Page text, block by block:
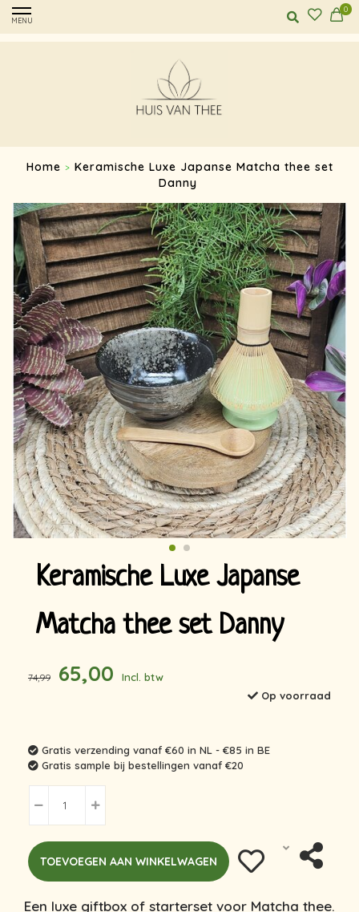
MENU
0
Home > Keramische Luxe Japanse Matcha thee set
Danny
Keramische Luxe Japanse
Matcha thee set Danny
74,99 65,00
Incl. btw
Op voorraad
Gratis verzending vanaf €60 in NL - €85 in BE
Gratis sample bij bestellingen vanaf €20
TOEVOEGEN AAN WINKELWAGEN
Een luxe giftbox of starterset voor Matcha thee.